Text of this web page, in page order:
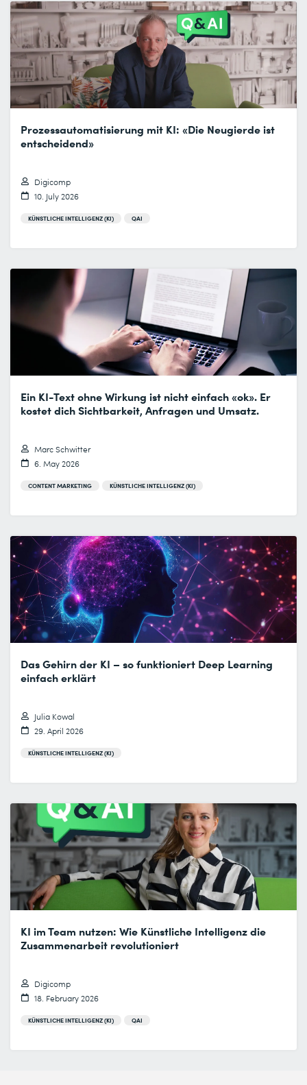
Prozessautomatisierung mit KI: «Die Neugierde ist
entscheidend»
Digicomp
10. July 2026
KÜNSTLICHE INTELLIGENZ (KI) QAI
Ein KI-Text ohne Wirkung ist nicht einfach «ok». Er
kostet dich Sichtbarkeit, Anfragen und Umsatz.
Marc Schwitter
6. May 2026
CONTENT MARKETING KÜNSTLICHE INTELLIGENZ (KI)
Das Gehirn der KI – so funktioniert Deep Learning
einfach erklärt
Julia Kowal
29. April 2026
KÜNSTLICHE INTELLIGENZ (KI)
KI im Team nutzen: Wie Künstliche Intelligenz die
Zusammenarbeit revolutioniert
Digicomp
18. February 2026
KÜNSTLICHE INTELLIGENZ (KI) QAI